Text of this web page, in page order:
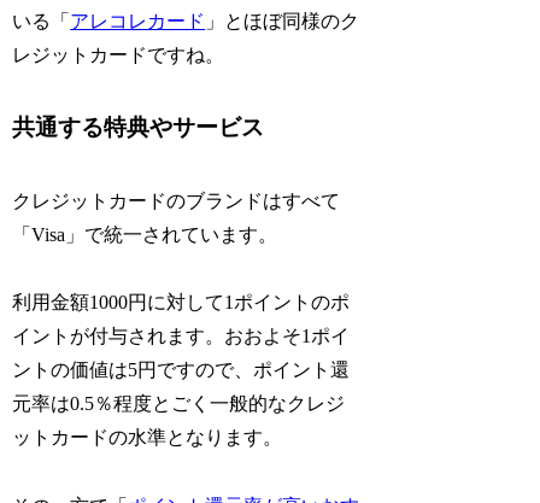
いる「 アレコレカード 」とほぼ同様のク
レジットカードですね。
共通する特典やサービス
クレジットカードのブランドはすべて
「Visa」で統一されています。
利用金額1000円に対して1ポイントのポ
イントが付与されます。おおよそ1ポイ
ントの価値は5円ですので、ポイント還
元率は0.5％程度とごく一般的なクレジ
ットカードの水準となります。